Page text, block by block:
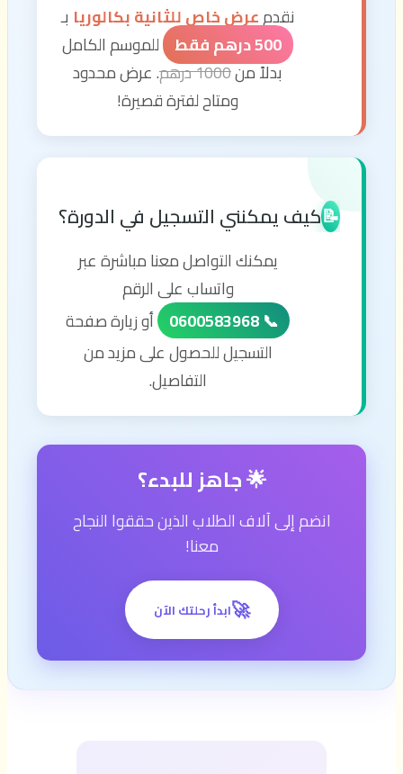
نقدمعرض خاص للثانية بكالوريا بـ
500 درهم فقط
للموسم الكامل
بدلاً من1000 درهم
. عرض محدود
ومتاح لفترة قصيرة!
📝كيف يمكنني التسجيل في الدورة؟
يمكنك التواصل معنا مباشرة عبر
واتساب على الرقم
📞 0600583968
أو زيارة صفحة
التسجيل للحصول على مزيد من
التفاصيل.
🌟 جاهز للبدء؟
انضم إلى آلاف الطلاب الذين حققوا النجاح
معنا!
🚀ابدأ رحلتك الآن